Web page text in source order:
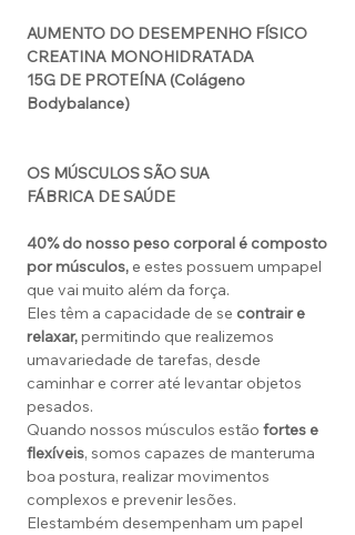
AUMENTO DO DESEMPENHO FÍSICO
CREATINA MONOHIDRATADA
15G DE PROTEÍNA (Colágeno
Bodybalance)
OS MÚSCULOS SÃO SUA
FÁBRICA DE SAÚDE
40% do nosso peso corporal é composto
por músculos, e estes possuem umpapel
que vai muito além da força.
Eles têm a capacidade de se contrair e
relaxar,permitindo que realizemos
umavariedade de tarefas, desde
caminhar e correr até levantar objetos
pesados.
Quando nossos músculos estão fortes e
flexíveis, somos capazes de manteruma
boa postura, realizar movimentos
complexos e prevenir lesões.
Elestambém desempenham um papel